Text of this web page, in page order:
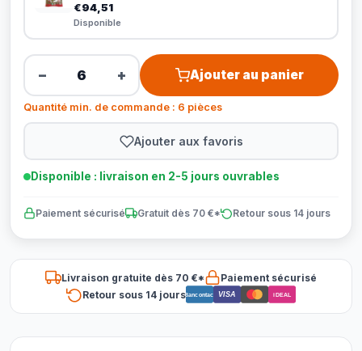
€94,51
Disponible
− + Ajouter au panier
Quantité min. de commande : 6 pièces
Ajouter aux favoris
Disponible : livraison en 2-5 jours ouvrables
Paiement sécurisé Gratuit dès 70 €* Retour sous 14 jours
Livraison gratuite dès 70 €*
Paiement sécurisé
Retour sous 14 joursBancontact VISA iDEAL